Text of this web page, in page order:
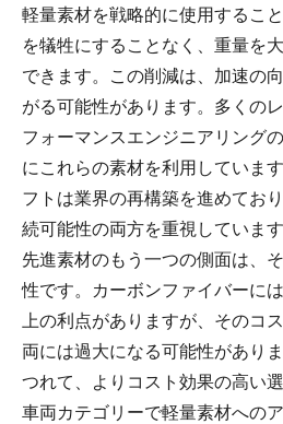
軽量素材を戦略的に使用するこ
を犠牲にすることなく、重量を
できます。この削減は、加速の
がる可能性があります。多くの
フォーマンスエンジニアリング
にこれらの素材を利用していま
フトは業界の再構築を進めてお
続可能性の両方を重視しています
先進素材のもう一つの側面は、
性です。カーボンファイバーに
上の利点がありますが、そのコ
両には過大になる可能性があり
つれて、よりコスト効果の高い
車両カテゴリーで軽量素材への